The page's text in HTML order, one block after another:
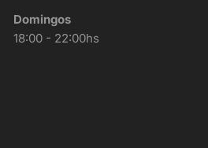
Domingos
18:00 - 22:00hs